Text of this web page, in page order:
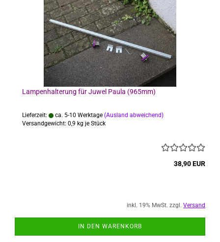
Lampenhalterung für Juwel Paula (965mm)
Lieferzeit: ca. 5-10 Werktage (Ausland abweichend)
Versandgewicht: 0,9 kg je Stück
38,90 EUR
inkl. 19% MwSt. zzgl. Versand
IN DEN WARENKORB